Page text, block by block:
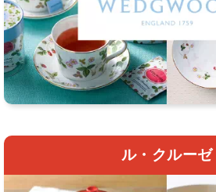
ル・クルーゼ